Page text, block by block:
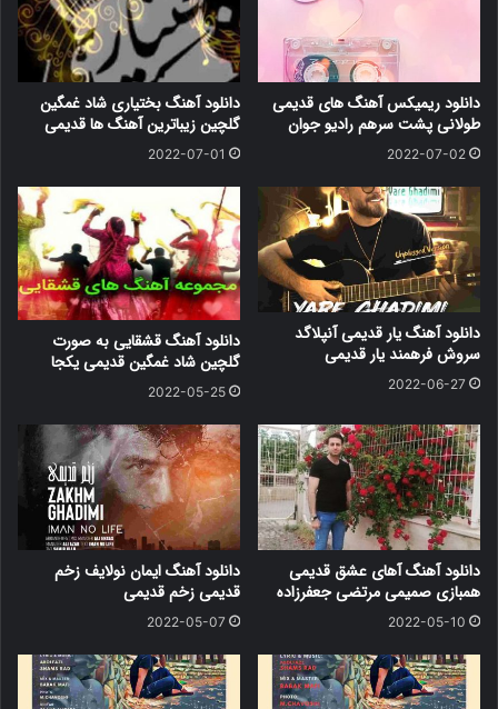
دانلود ریمیکس آهنگ های قدیمی
طولانی پشت سرهم رادیو جوان
2022-07-02
دانلود آهنگ بختیاری شاد غمگین
گلچین زیباترین آهنگ ها قدیمی
2022-07-01
دانلود آهنگ یار قدیمی آنپلاگد
سروش فرهمند یار قدیمی
2022-06-27
دانلود آهنگ قشقایی به صورت
گلچین شاد غمگین قدیمی یکجا
2022-05-25
دانلود آهنگ آهای عشق قدیمی
همبازی صمیمی مرتضی جعفرزاده
2022-05-10
دانلود آهنگ ایمان نولایف زخم
قدیمی زخم قدیمی
2022-05-07